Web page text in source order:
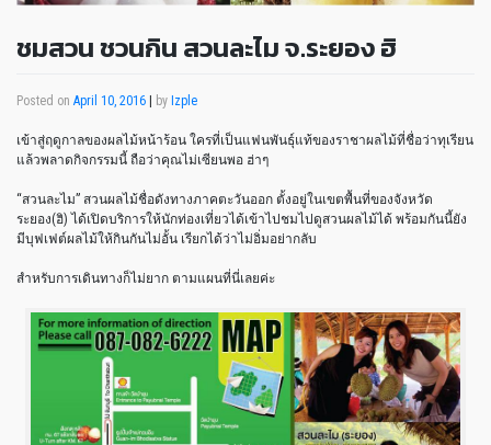
ชมสวน ชวนกิน สวนละไม จ.ระยอง ฮิ
Posted on April 10, 2016 | by Izple
เข้าสู่ฤดูกาลของผลไม้หน้าร้อน ใครที่เป็นแฟนพันธุ์แท้ของราชาผลไม้ที่ชื่อว่าทุเรียน
แล้วพลาดกิจกรรมนี้ ถือว่าคุณไม่เซียนพอ ฮ่าๆ
“สวนละไม” สวนผลไม้ชื่อดังทางภาคตะวันออก ตั้งอยู่ในเขตพื้นที่ของจังหวัด
ระยอง(ฮิ) ได้เปิดบริการให้นักท่องเที่ยวได้เข้าไปชมไปดูสวนผลไม้ได้ พร้อมกันนี้ยัง
มีบุฟเฟต์ผลไม้ให้กินกันไม่อั้น เรียกได้ว่าไม่อิ่มอย่ากลับ
สำหรับการเดินทางก็ไม่ยาก ตามแผนที่นี่เลยค่ะ